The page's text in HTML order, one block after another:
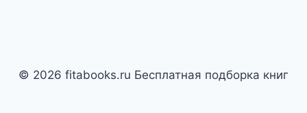
© 2026 fitabooks.ru Бесплатная подборка книг